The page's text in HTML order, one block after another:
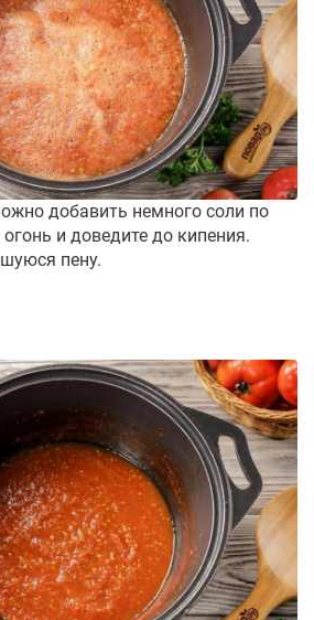
добавить немного соли по
огонь и доведите до кипения.
пену.